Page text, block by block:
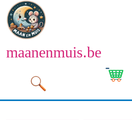
Naar
de
inhoud
maanenmuis.be